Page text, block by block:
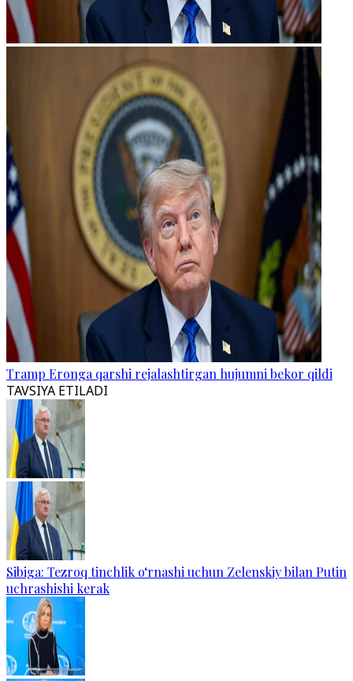
Tramp Eronga qarshi rejalashtirgan hujumni bekor qildi
TAVSIYA ETILADI
Sibiga: Tezroq tinchlik o‘rnashi uchun Zelenskiy bilan Putin
uchrashishi kerak